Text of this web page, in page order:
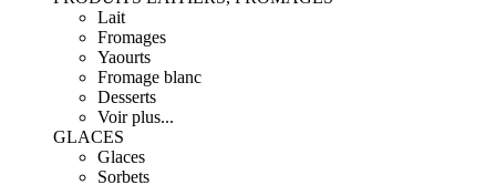
Lait
Fromages
Yaourts
Fromage blanc
Desserts
Voir plus...
GLACES
Glaces
Sorbets